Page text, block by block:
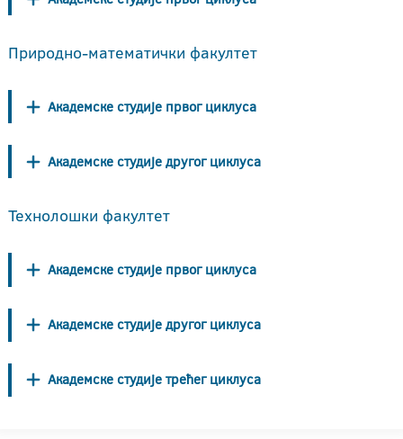
Природно-математички факултет
Академске студије првог циклуса
Академске студије другог циклуса
Технолошки факултет
Академске студије првог циклуса
Академске студије другог циклуса
Академске студије трећег циклуса